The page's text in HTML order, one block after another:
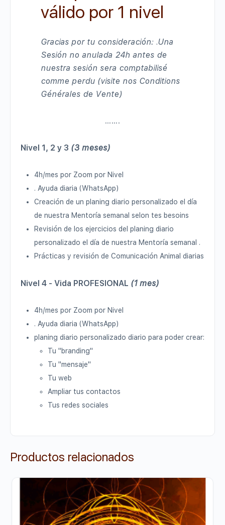
válido por 1 nivel
Gracias por tu consideración: .Una
Sesión no anulada 24h antes de
nuestra sesión sera comptabilisé
comme perdu (visite nos Conditions
Générales de Vente)
…….
Nivel 1, 2 y 3 (3 meses)
4h/mes por Zoom por Nivel
. Ayuda diaria (WhatsApp)
Creación de un planing diario personalizado el día
de nuestra Mentoría semanal selon tes besoins
Revisión de los ejercicios del planing diario
personalizado el día de nuestra Mentoría semanal .
Prácticas y revisión de Comunicación Animal diarias
Nivel 4 - Vida PROFESIONAL (1 mes)
4h/mes por Zoom por Nivel
. Ayuda diaria (WhatsApp)
planing diario personalizado diario para poder crear:
Tu "branding"
Tu "mensaje"
Tu web
Ampliar tus contactos
Tus redes sociales
Productos relacionados